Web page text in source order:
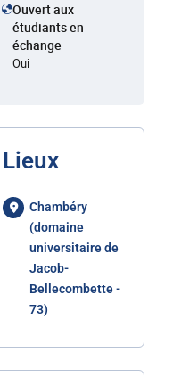
Ouvert aux
étudiants en
échange
Oui
Lieux
Chambéry
(domaine
universitaire de
Jacob-
Bellecombette -
73)